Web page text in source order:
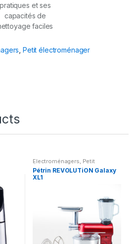
pratiques et ses
capacités de
faciles
Petit électroménager
Electroménagers, Petit
électroménager
Pétrin REVOLUTiON Galaxy
XL1